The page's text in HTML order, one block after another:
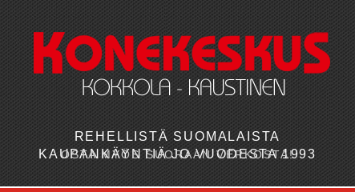
REHELLISTÄ SUOMALAISTA
KAUPANKÄYNTIÄ JO VUODESTA 1993
OSTA MYÖS SUORAAN VERKOSTA!